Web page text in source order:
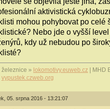
aktivistická
mohou pohybovat po celé
Nebo jde o vyšší
kdy už nebudou po
železnice » lokomotivy.euweb.cz | MHD
vypustek.czweb.org
05. srpna 2016 - 13:21:07